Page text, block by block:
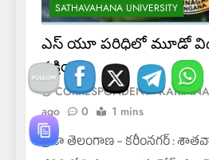
SATHAVAHANA UNIVERSITY
ఎస్ యూ పరిధిలో మూడో
ప్రక్రియ
CORRESPONDENT -
ago
0 1 mins
ప్రజా తెలంగాణ – కరీంనగర్ :